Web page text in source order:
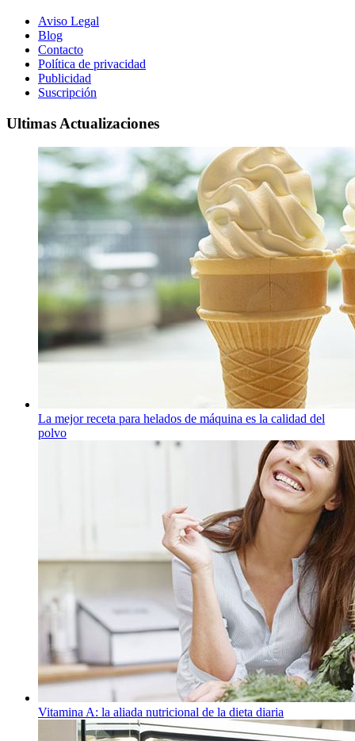
Aviso Legal
Blog
Contacto
Política de privacidad
Publicidad
Suscripción
Ultimas Actualizaciones
La mejor receta para helados de máquina es la calidad del
polvo
Vitamina A: la aliada nutricional de la dieta diaria